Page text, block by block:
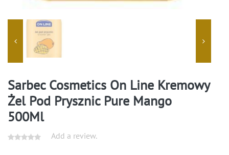
Sarbec Cosmetics On Line Kremowy
Żel Pod Prysznic Pure Mango
500Ml
Add a review.